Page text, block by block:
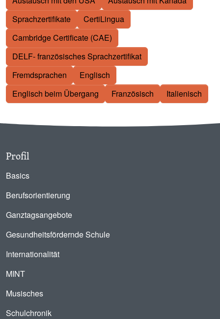
Sprachzertifikate
CertiLingua
Cambridge Certificate (CAE)
DELF- französisches Sprachzertifikat
Fremdsprachen
Englisch
Englisch beim Übergang
Französisch Italienisch
Profil
Basics
Berufsorientierung
Ganztagsangebote
Gesundheitsfördernde Schule
Internationalität
MINT
Musisches
Schulchronik